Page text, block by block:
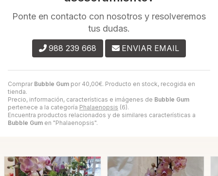
Comprar Bubble Gum por 40,00€. Producto en stock, recogida en
tienda.
Precio, información, características e imágenes de Bubble Gum
pertenece a la categoría Phalaenopsis (6).
Encuentra productos relacionados y de similares características a
Bubble Gum en "Phalaenopsis".
Ponte en contacto con nosotros y resolveremos
tus dudas.
988 239 668 ENVIAR EMAIL